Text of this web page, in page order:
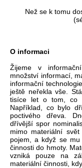
Než se k tomu
O informaci
Žijeme v
množství informací,
informační
ještě neřekla vše.
tisíce let o tom, co
Například, co bylo
poctivého dřeva.
dřívější spor
mimo materiální
pojem, a když se
činnosti do hmoty.
vzniká pouze na
materiální činnosti,